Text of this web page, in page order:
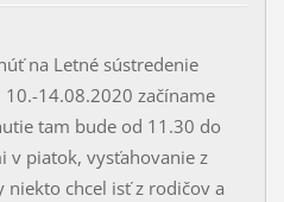
na Letné sústredenie
14.08.2020 začíname
tam bude od 11.30 do
v piatok, vysťahovanie z
niekto chcel isť z rodičov a